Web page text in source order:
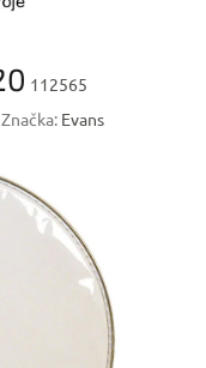
112565
Značka: Evans